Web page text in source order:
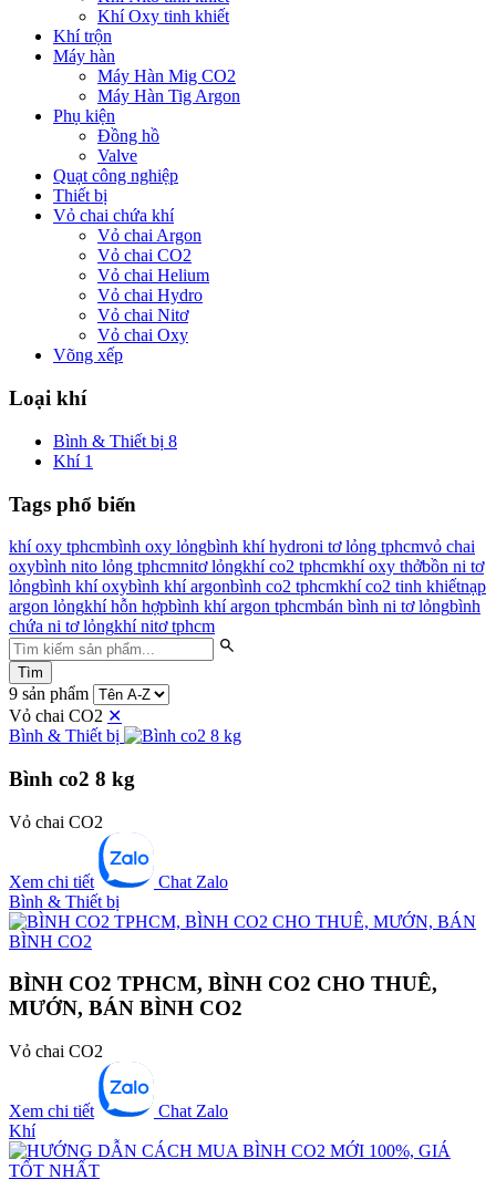
Khí Oxy tinh khiết
Khí trộn
Máy hàn
Máy Hàn Mig CO2
Máy Hàn Tig Argon
Phụ kiện
Đồng hồ
Valve
Quạt công nghiệp
Thiết bị
Vỏ chai chứa khí
Vỏ chai Argon
Vỏ chai CO2
Vỏ chai Helium
Vỏ chai Hydro
Vỏ chai Nitơ
Vỏ chai Oxy
Võng xếp
Loại khí
Bình & Thiết bị 8
Khí 1
Tags phổ biến
khí oxy tphcmbình oxy lỏngbình khí hydroni tơ lỏng tphcmvỏ chai
oxybình nito lỏng tphcmnitơ lỏngkhí co2 tphcmkhí oxy thởbồn ni tơ
lỏngbình khí oxybình khí argonbình co2 tphcmkhí co2 tinh khiếtnạp
argon lỏngkhí hỗn hợpbình khí argon tphcmbán bình ni tơ lỏngbình
chứa ni tơ lỏngkhí nitơ tphcm
Tìm
9 sản phẩm
Vỏ chai CO2 ✕
Bình & Thiết bị
Bình co2 8 kg
Vỏ chai CO2
Xem chi tiết
Chat Zalo
Bình & Thiết bị
BÌNH CO2 TPHCM, BÌNH CO2 CHO THUÊ,
MƯỚN, BÁN BÌNH CO2
Vỏ chai CO2
Xem chi tiết
Chat Zalo
Khí